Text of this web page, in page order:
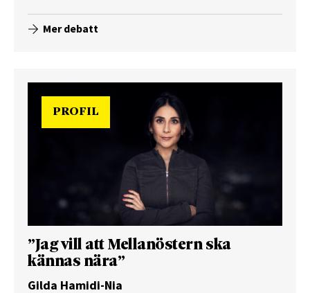
Mer debatt
PROFIL
”Jag vill att Mellanöstern ska
kännas nära”
Gilda Hamidi-Nia